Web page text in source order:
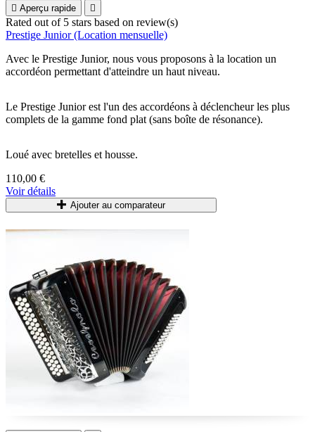
 Aperçu rapide 
Rated out of 5 stars based on review(s)
Prestige Junior (Location mensuelle)
Avec le Prestige Junior, nous vous proposons à la location un
accordéon permettant d'atteindre un haut niveau.
Le Prestige Junior est l'un des accordéons à déclencheur les plus
complets de la gamme fond plat (sans boîte de résonance).
Loué avec bretelles et housse.
110,00 €
Voir détails
Ajouter au comparateur